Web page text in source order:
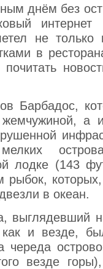
днём без
интернет
не только
в
Барбадос,
а
лодке (143
рыбок,
в океан.
выглядевший
и везде,
череда
везде